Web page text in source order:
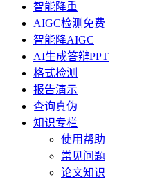
智能降重
AIGC检测 免费
智能降AIGC
AI生成答辩PPT
格式检测
报告演示
查询真伪
知识专栏
使用帮助
常见问题
论文知识